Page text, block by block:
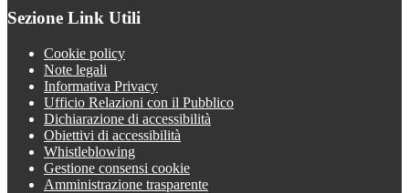
Sezione Link Utili
Cookie policy
Note legali
Informativa Privacy
Ufficio Relazioni con il Pubblico
Dichiarazione di accessibilità
Obiettivi di accessibilità
Whistleblowing
Gestione consensi cookie
Amministrazione trasparente